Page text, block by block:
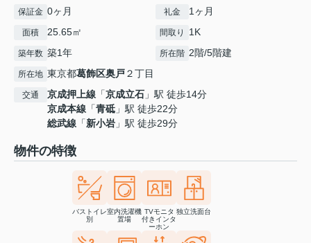
保証金 0ヶ月 礼金 1ヶ月
面積 25.65㎡ 間取り 1K
築年数 築1年 所在階 2階/5階建
所在地 東京都葛飾区奥戸２丁目
交通 京成押上線 「京成立石 」駅 徒歩14分
京成本線 「青砥 」駅 徒歩22分
総武線 「新小岩 」駅 徒歩29分
物件の特徴
バストイレ
別
室内洗濯機
置場
TVモニタ
付きインタ
ーホン
独立洗面台